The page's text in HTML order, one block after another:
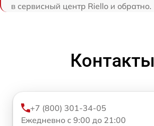
в сервисный центр Riello и обратно.
Контакты
+7 (800) 301-34-05
Ежедневно с 9:00 до 21:00